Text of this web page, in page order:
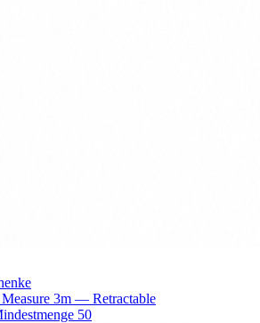
3m — Retractable
50